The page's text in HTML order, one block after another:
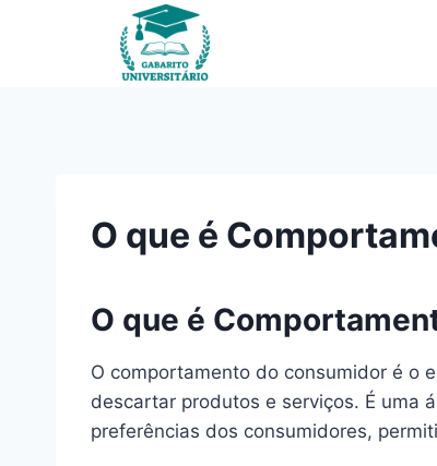
O que é
O que é
O comportamento do consumidor é o
descartar produtos e serviços. É uma
preferências dos consumidores,